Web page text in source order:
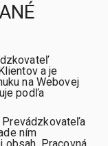
a je
na Webovej
podľa
ním